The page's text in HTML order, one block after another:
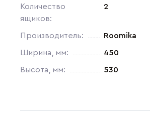
Количество
ящиков:
2
Производитель: Roomika
Ширина, мм: 450
Высота, мм: 530